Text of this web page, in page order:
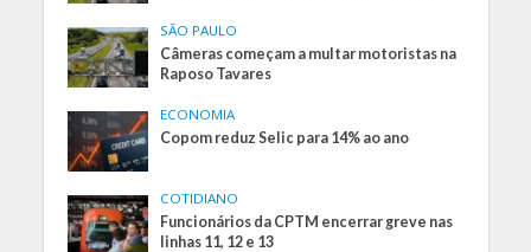
SÃO PAULO
Câmeras começam a multar motoristas na
Raposo Tavares
ECONOMIA
Copom reduz Selic para 14% ao ano
COTIDIANO
Funcionários da CPTM encerrar greve nas
linhas 11, 12 e 13